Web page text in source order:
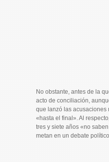
No obstante, antes de la
acto de conciliación,
que lanzó las acusaciones
«hasta el final». Al
tres y siete años «no
metan en un debate